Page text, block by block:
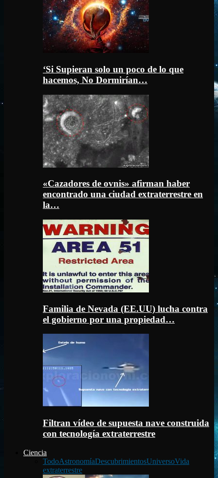
‘Si Supieran solo un poco de lo que
hacemos, No Dormirían…
«Cazadores de ovnis» afirman haber
encontrado una ciudad extraterrestre en
la…
Familia de Nevada (EE.UU) lucha contra
el gobierno por una propiedad…
Filtran vídeo de supuesta nave construida
con tecnología extraterrestre
Ciencia
TodoAstronomíaDescubrimientosUniversoVida
extraterrestre